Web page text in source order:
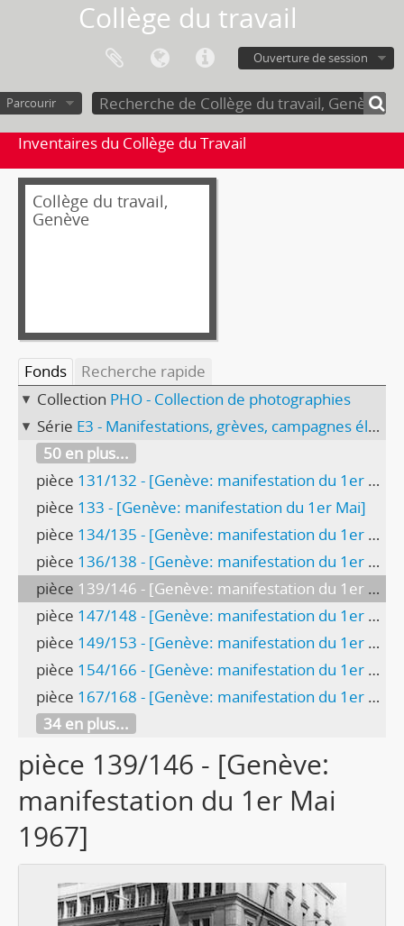
Collège du travail
Ouverture de session
Parcourir
Inventaires du Collège du Travail
Collège du travail,
Genève
Fonds
Recherche rapide
Collection PHO - Collection de photographies
Série E3 - Manifestations, grèves, campagnes électorales
50 en plus...
pièce 131/132 - [Genève: manifestation du 1er Mai]
pièce 133 - [Genève: manifestation du 1er Mai]
pièce 134/135 - [Genève: manifestation du 1er Mai 1965, discours de L. Tronchet]
pièce 136/138 - [Genève: manifestation du 1er Mai 1965, réunion des Espagnols]
pièce 139/146 - [Genève: manifestation du 1er Mai 1967]
pièce 147/148 - [Genève: manifestation du 1er Mai 1967, char des ramoneurs]
pièce 149/153 - [Genève: manifestation du 1er Mai 1968]
pièce 154/166 - [Genève: manifestation du 1er Mai 1969, Italiens et Espagnols]
pièce 167/168 - [Genève: manifestation du 1er Mai 1966, camionnette FOBB]
34 en plus...
pièce 139/146 - [Genève:
manifestation du 1er Mai
1967]